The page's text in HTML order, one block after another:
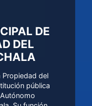
DE
DEL
Propiedad del
pública